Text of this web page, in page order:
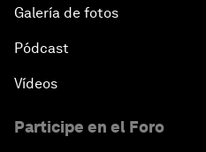
Galería de fotos
Pódcast
Vídeos
Participe en el Foro